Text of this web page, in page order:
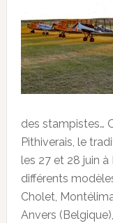
des stampistes…
Pithiverais, le
les 27 et 28 juin à
différents
Cholet,
Anvers